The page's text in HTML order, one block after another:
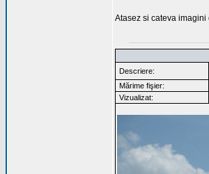
Atasez si cateva
Descriere:
Mărime fişier:
Vizualizat: